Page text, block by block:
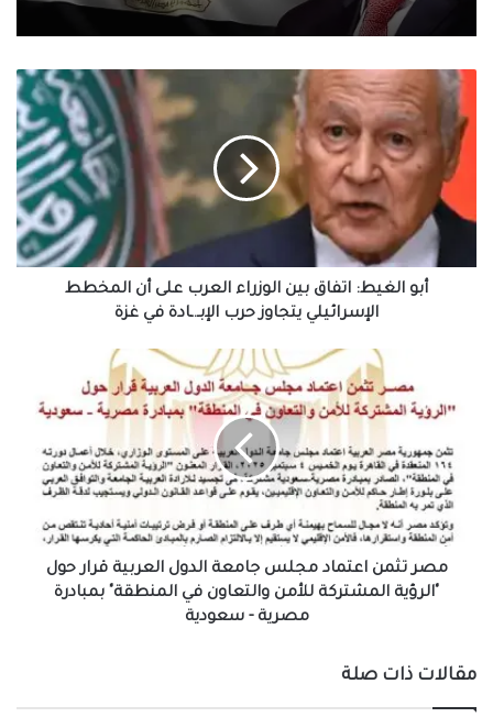
أبو
الغيط:
اتفاق
بين
الوزراء
العرب
على
المخطط
الإسرائيليأبو الغيط: اتفاق بين الوزراء العرب على أن المخطط
الإسرائيلي يتجاوز حرب الإبـ.ـادة في غزة
اعتماد
جامعة
الدول
العربية
حول
"الرؤية
المشتركة
المنطقة"
بمبادرة
مصر تثمن اعتماد مجلس جامعة الدول العربية قرار حول
"الرؤية المشتركة للأمن والتعاون في المنطقة" بمبادرة
مصرية - سعودية
مقالات ذات صلة